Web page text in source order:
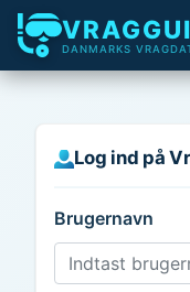
DANMARKS
Log ind på
Brugernavn